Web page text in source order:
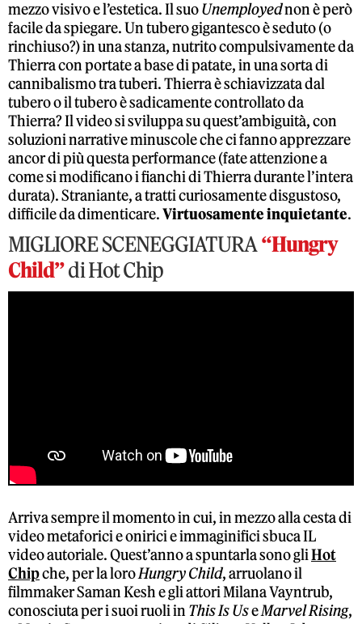
mezzo visivo e l’estetica. Il suoUnemployednon è però
facile da spiegare. Un tubero gigantesco è seduto (o
rinchiuso?) in una stanza, nutrito compulsivamente da
Thierra con portate a base di patate, in una sorta di
cannibalismo tra tuberi. Thierra è schiavizzata dal
tubero o il tubero è sadicamente controllato da
Thierra? Il video si sviluppa su quest’ambiguità, con
soluzioni narrative minuscole che ci fanno apprezzare
ancor di più questa performance (fate attenzione a
come si modificano i fianchi di Thierra durante l’intera
durata). Straniante, a tratti curiosamente disgustoso,
difficile da dimenticare.Virtuosamente inquietante.
MIGLIORE SCENEGGIATURA“Hungry
Child”di Hot Chip
Arriva sempre il momento in cui, in mezzo alla cesta di
video metaforici e onirici e immaginifici sbuca IL
video autoriale. Quest’anno a spuntarla sono gliHot
Chipche, per la loroHungry Child, arruolano il
filmmaker Saman Kesh e gli attori Milana Vayntrub,
conosciuta per i suoi ruoli in This Is UseMarvel Rising,